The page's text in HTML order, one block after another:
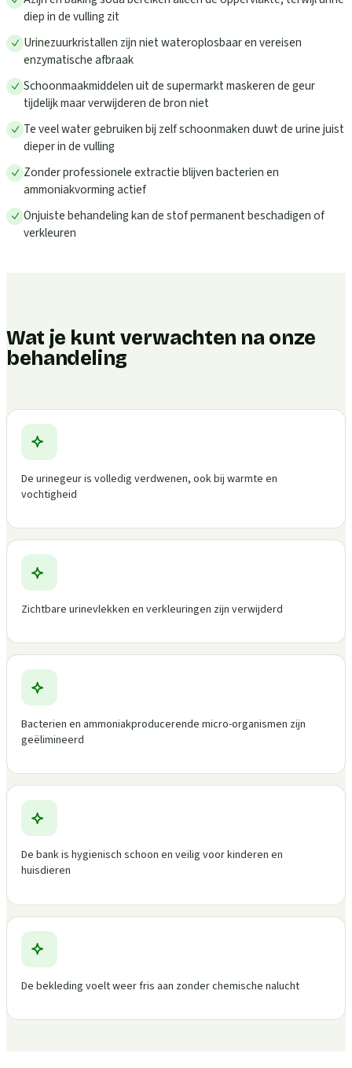
diep in de vulling zit
Urinezuurkristallen zijn niet wateroplosbaar en vereisen
enzymatische afbraak
Schoonmaakmiddelen uit de supermarkt maskeren de geur
tijdelijk maar verwijderen de bron niet
Te veel water gebruiken bij zelf schoonmaken duwt de urine juist
dieper in de vulling
Zonder professionele extractie blijven bacterien en
ammoniakvorming actief
Onjuiste behandeling kan de stof permanent beschadigen of
verkleuren
Wat je kunt verwachten na onze
behandeling
De urinegeur is volledig verdwenen, ook bij warmte en
vochtigheid
Zichtbare urinevlekken en verkleuringen zijn verwijderd
Bacterien en ammoniakproducerende micro-organismen zijn
geëlimineerd
De bank is hygienisch schoon en veilig voor kinderen en
huisdieren
De bekleding voelt weer fris aan zonder chemische nalucht